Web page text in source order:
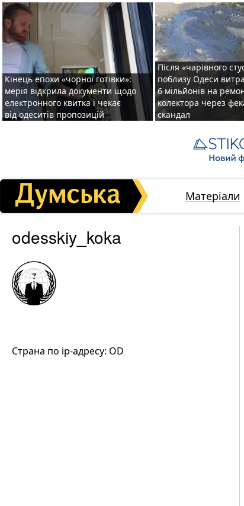
Кінець епохи «чорної готівки»:
мерія відкрила документи щодо
електронного квитка і чекає
від одеситів пропозицій
Після «чарівного
поблизу Одеси
6 мільйонів на
колектора через
скандал
Матеріали
odesskiy_koka
Страна по ip-адресу: OD